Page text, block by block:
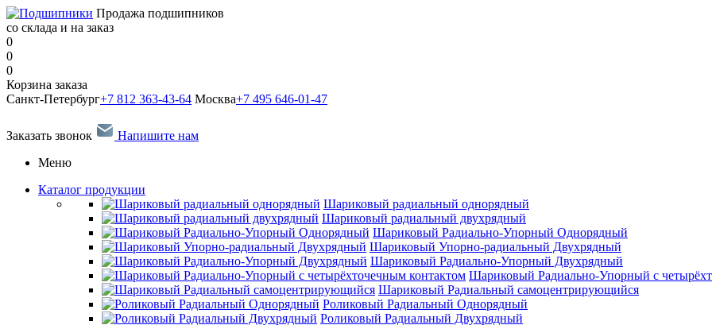
Продажа подшипников
со склада и на заказ
0
0
0
Корзина заказа
Санкт-Петербург+7 812 363-43-64 Москва+7 495 646-01-47
Заказать звонок
Напишите нам
Меню
Каталог продукции
Шариковый радиальный однорядный
Шариковый радиальный двухрядный
Шариковый Радиально-Упорный Однорядный
Шариковый Упорно-радиальный Двухрядный
Шариковый Радиально-Упорный Двухрядный
Шариковый Радиально-Упорный с
Шариковый Радиальный самоцентрирующийся
Роликовый Радиальный Однорядный
Роликовый Радиальный Двухрядный